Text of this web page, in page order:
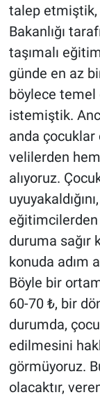
talep
Bakanlığı
taşımalı
günde en az
böylece temel
istemiştik.
anda çocuklar
velilerden
alıyoruz.
duruma sağır
konuda adım
Böyle bir
60-70 ₺, bir
durumda,
edilmesini
görmüyoruz.
olacaktır,